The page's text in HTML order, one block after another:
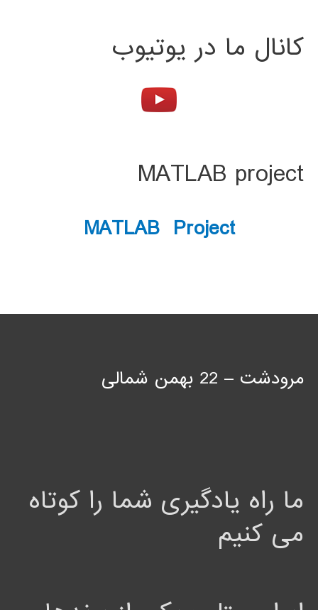
کانال ما در یوتیوب
MATLAB project
MATLAB Project
مرودشت – 22 بهمن شمالی
ما راه یادگیری شما را کوتاه
می کنیم